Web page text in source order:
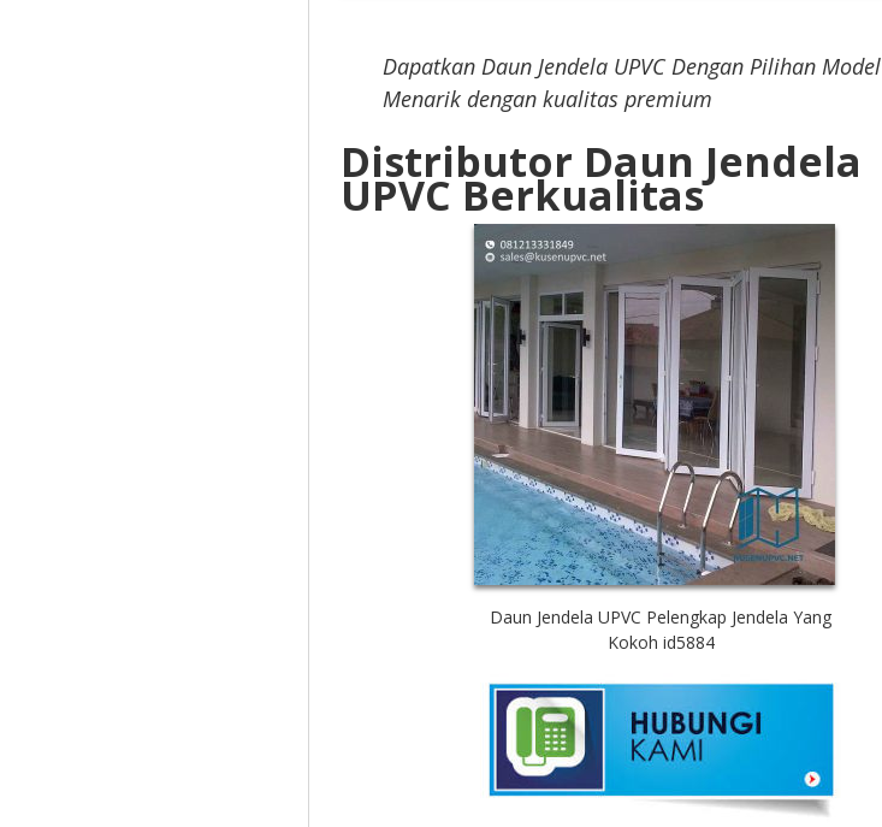
Dapatkan Daun Jendela UPVC Dengan Pilihan Model
Menarik dengan kualitas premium
Distributor Daun Jendela
UPVC Berkualitas
Daun Jendela UPVC Pelengkap Jendela Yang
Kokoh id5884